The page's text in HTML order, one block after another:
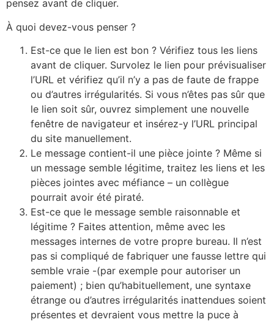
pensez avant de cliquer.
À quoi devez-vous penser ?
Est-ce que le lien est bon ? Vérifiez tous les liens
avant de cliquer. Survolez le lien pour prévisualiser
l’URL et vérifiez qu’il n’y a pas de faute de frappe
ou d’autres irrégularités. Si vous n’êtes pas sûr que
le lien soit sûr, ouvrez simplement une nouvelle
fenêtre de navigateur et insérez-y l’URL principal
du site manuellement.
Le message contient-il une pièce jointe ? Même si
un message semble légitime, traitez les liens et les
pièces jointes avec méfiance – un collègue
pourrait avoir été piraté.
Est-ce que le message semble raisonnable et
légitime ? Faites attention, même avec les
messages internes de votre propre bureau. Il n’est
pas si compliqué de fabriquer une fausse lettre qui
semble vraie -(par exemple pour autoriser un
paiement) ; bien qu’habituellement, une syntaxe
étrange ou d’autres irrégularités inattendues soient
présentes et devraient vous mettre la puce à